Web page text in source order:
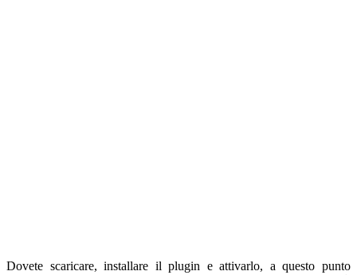
Dovete scaricare, installare il plugin e attivarlo, a questo punto